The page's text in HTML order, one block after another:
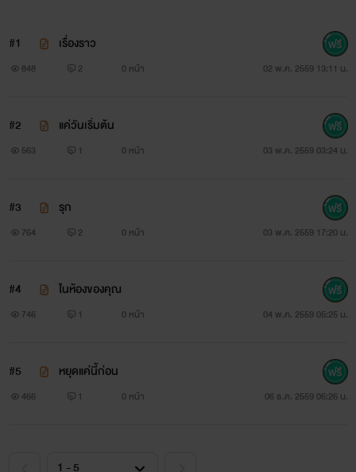
นายหัวเจ้าของสวนปาล์ม ผิวเข้ม รูปร่างสูงโปร่ง
อัธญาศัยดี เป็นที่เคารพรักของลูกน้อง แต่หารู้ไม่ว่าลึกๆแล้วเขา
#1 เรื่องราว
848 2 0 หน้า 02 พ.ค. 2559 13:11 น.
#2 แค่วันเริ่มต้น
563 1 0 หน้า 03 พ.ค. 2559 03:24 น.
#3 รุก
764 2 0 หน้า 03 พ.ค. 2559 17:20 น.
#4 ในห้องของคุณ
746 1 0 หน้า 04 พ.ค. 2559 05:25 น.
#5 หยุดแค่นี้ก่อน
466 1 0 หน้า 06 ธ.ค. 2559 06:26 น.